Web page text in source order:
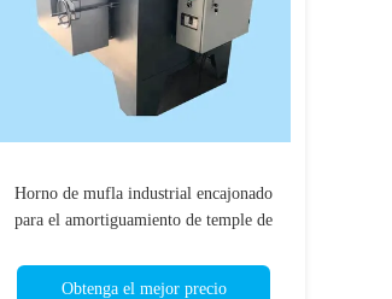
Horno de mufla industrial encajonado
para el amortiguamiento de temple de
Obtenga el mejor precio